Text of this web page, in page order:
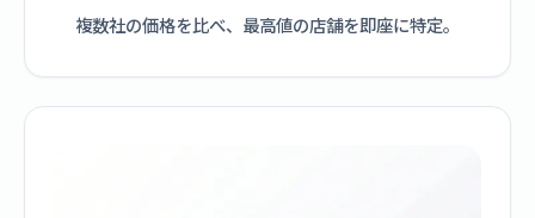
複数社の価格を比べ、最高値の店舗を即座に特定。